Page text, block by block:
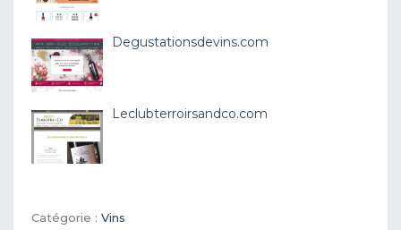
Degustationsdevins.com
Leclubterroirsandco.com
Catégorie : Vins